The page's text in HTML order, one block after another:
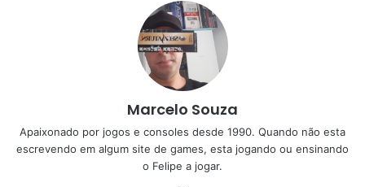
Marcelo Souza
Apaixonado por jogos e consoles desde 1990. Quando não esta
escrevendo em algum site de games, esta jogando ou ensinando
o Felipe a jogar.